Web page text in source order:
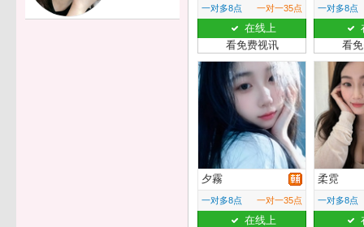
一对多8点 一对一35点
在线上
看免费视讯
一对多8点
看
夕霧
一对多8点 一对一35点
在线上
柔霓
一对多8点